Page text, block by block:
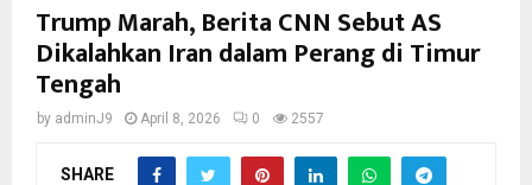
Trump Marah, Berita CNN Sebut AS
Dikalahkan Iran dalam Perang di Timur
Tengah
by adminJ9 April 8, 2026 0 2557
SHARE